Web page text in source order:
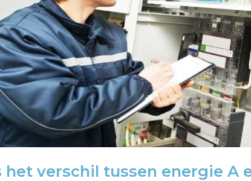
het verschil tussen energie A